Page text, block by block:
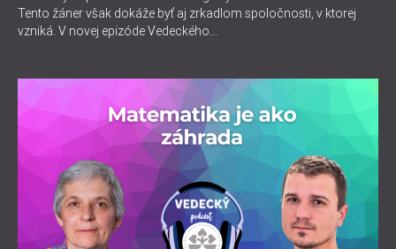
Tento žáner však dokáže byť aj zrkadlom spoločnosti, v ktorej
vzniká. V novej epizóde Vedeckého...